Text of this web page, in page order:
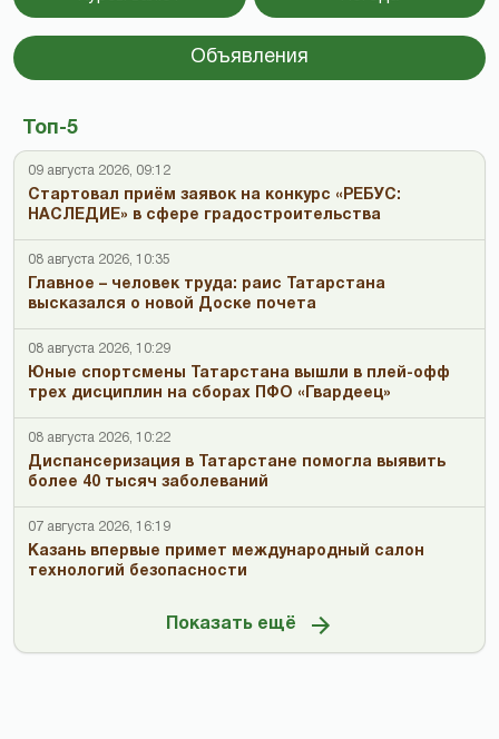
Объявления
Топ-5
09 августа 2026, 09:12
Стартовал приём заявок на конкурс «РЕБУС:
НАСЛЕДИЕ» в сфере градостроительства
08 августа 2026, 10:35
Главное – человек труда: раис Татарстана
высказался о новой Доске почета
08 августа 2026, 10:29
Юные спортсмены Татарстана вышли в плей-офф
трех дисциплин на сборах ПФО «Гвардеец»
08 августа 2026, 10:22
Диспансеризация в Татарстане помогла выявить
более 40 тысяч заболеваний
07 августа 2026, 16:19
Казань впервые примет международный салон
технологий безопасности
Показать ещё